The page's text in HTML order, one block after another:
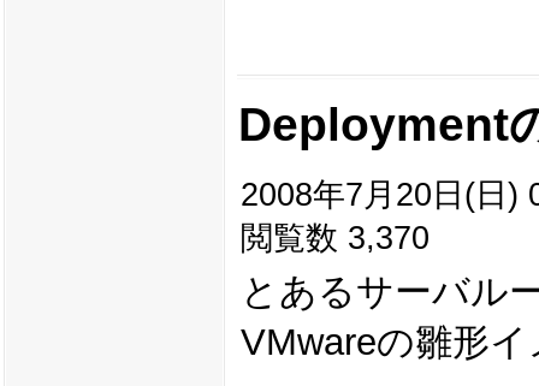
Deployment
2008年7月20日(日)
閲覧数 3,370
とあるサーバル
VMwareの雛形